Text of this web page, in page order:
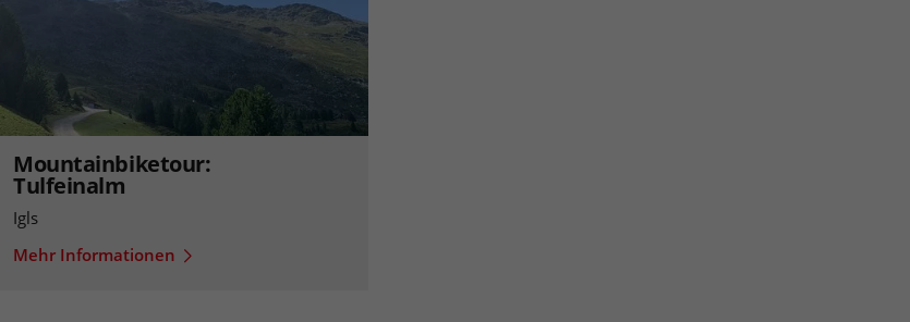
Mountainbiketour:
Tulfeinalm
Igls
Mehr Informationen